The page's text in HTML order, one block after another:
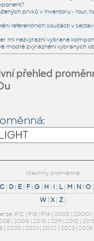
prvků v Inventoru - rour,
referenčních součástí v
mi nezvýrazní vybrané
modré zvýraznění vybraných
přehled
Všechny proměnné:
C| D| E| F| G| H| I| L| M| N| O|
W | X | Z |
R12 | R13 | R14 | 2000 | 2000i |
| 2009 | 2010 | 2011 | 2012 |
| 2020 | 2021 | 2022 | 2023 | 2024